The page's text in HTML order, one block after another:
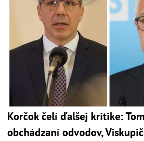
Korčok čelí ďalšej kritike:
obchádzaní odvodov,